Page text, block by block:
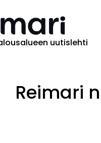
uutislehti
Reimari